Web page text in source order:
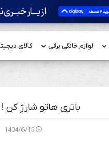
لوازم خانگی برقی کالای
باتری هاتو شارژ کن !
1404/6/15